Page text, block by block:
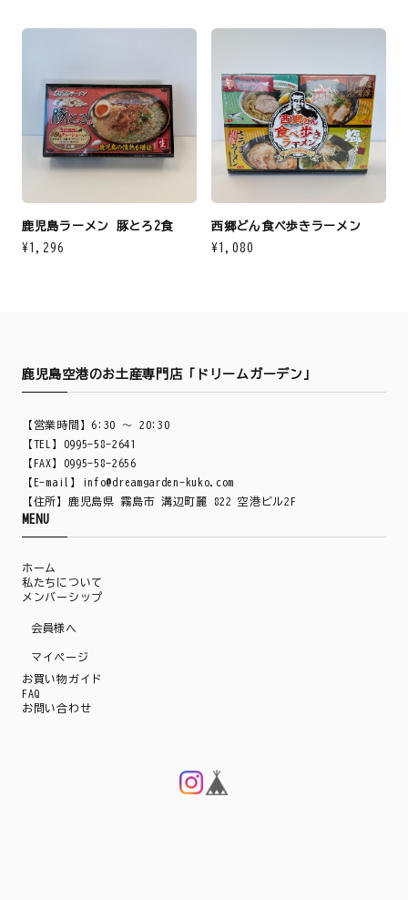
鹿児島ラーメン 豚とろ2食
¥1,296
西郷どん食べ歩きラーメン
¥1,080
鹿児島空港のお土産専門店「ドリームガーデン」
【営業時間】6:30 ～ 20:30
【TEL】0995-58-2641
【FAX】0995-58-2656
【E-mail】
info@dreamgarden-kuko.com
【住所】鹿児島県 霧島市 溝辺町麗 822 空港ビル2F
MENU
ホーム
私たちについて
メンバーシップ
会員様へ
マイページ
お買い物ガイド
FAQ
お問い合わせ